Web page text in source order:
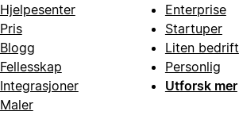
Hjelpesenter
Pris
Blogg
Fellesskap
Integrasjoner
Maler
Enterprise
Startuper
Liten bedrift
Personlig
Utforsk mer